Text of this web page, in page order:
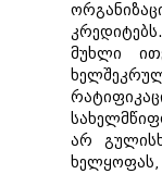
მუხლი
არ
ხელყოფას,